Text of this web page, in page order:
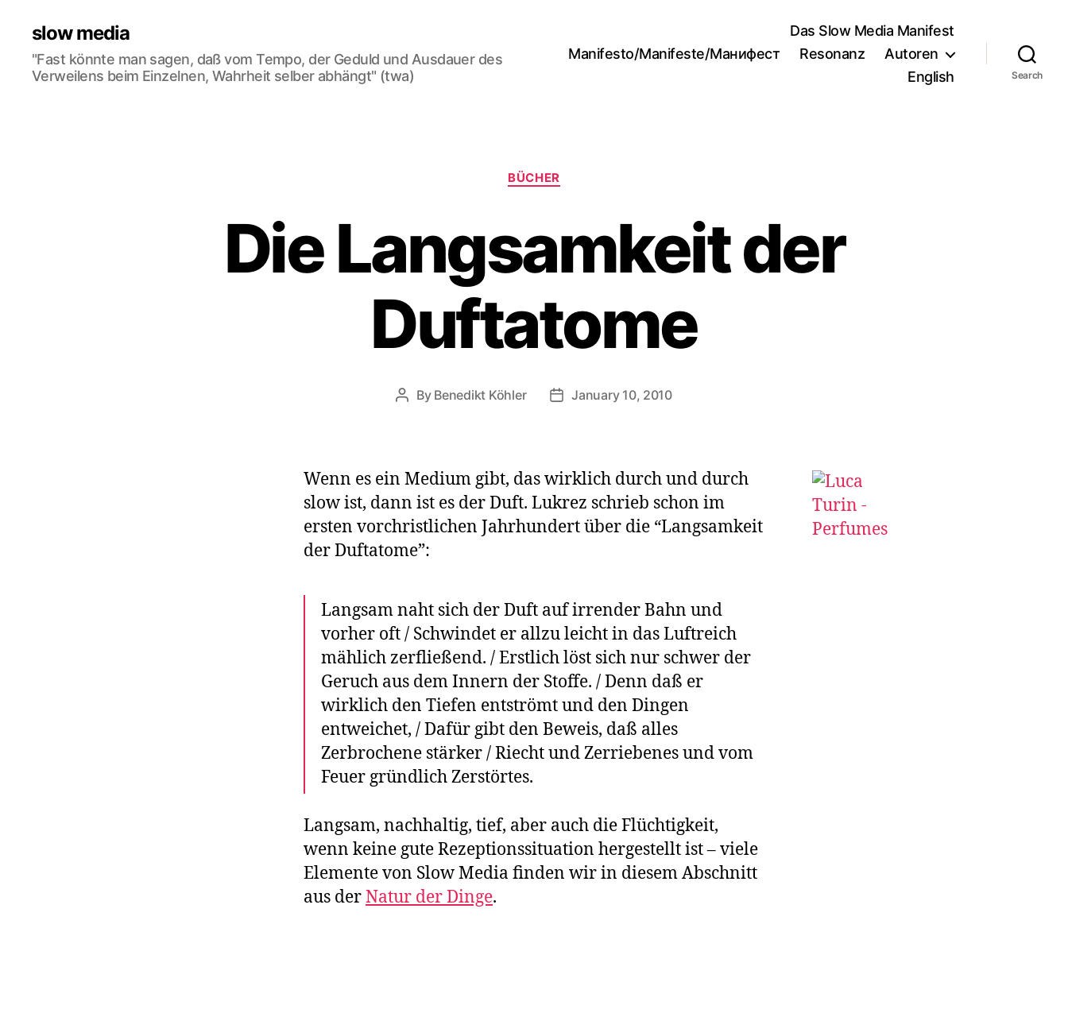
slow media
"Fast könnte man sagen, daß vom Tempo, der Geduld und Ausdauer des
Verweilens beim Einzelnen, Wahrheit selber abhängt" (twa)
Das Slow Media Manifest
Manifesto/Manifeste/Манифест
Resonanz
Autoren
English
Search
Categories
BÜCHER
Die Langsamkeit der
Duftatome
Post
By Benedikt Köhler
PostJanuary 10, 2010
Wenn es ein Medium gibt, das wirklich durch und durch
slow ist, dann ist es der Duft. Lukrez schrieb schon im
ersten vorchristlichen Jahrhundert über die “Langsamkeit
der Duftatome”:
Langsam naht sich der Duft auf irrender Bahn und
vorher oft / Schwindet er allzu leicht in das Luftreich
mählich zerfließend. / Erstlich löst sich nur schwer der
Geruch aus dem Innern der Stoffe. / Denn daß er
wirklich den Tiefen entströmt und den Dingen
entweichet, / Dafür gibt den Beweis, daß alles
Zerbrochene stärker / Riecht und Zerriebenes und vom
Feuer gründlich Zerstörtes.
Langsam, nachhaltig, tief, aber auch die Flüchtigkeit,
wenn keine gute Rezeptionssituation hergestellt ist – viele
Elemente von Slow Media finden wir in diesem Abschnitt
aus derNatur der Dinge.